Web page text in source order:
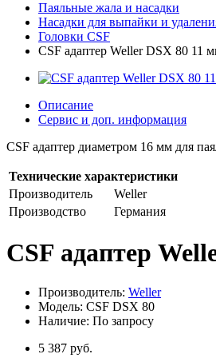
Паяльные жала и насадки
Насадки для выпайки и
Головки CSF
CSF адаптер Weller DSX 80 11
Описание
Сервис и доп. информация
CSF адаптер диаметром 16 мм для
Технические характеристики
Производитель
Weller
Производство
Германия
CSF адаптер
Производитель: Weller
Модель: CSF DSX 80
Наличие: По запросу
5 387 руб.